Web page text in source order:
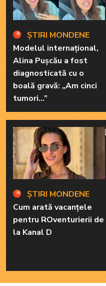
ȘTIRI MONDENE
Modelul internațional,
Alina Pușcău a fost
diagnosticată cu o
boală gravă: „Am cinci
tumori...”
ȘTIRI MONDENE
Cum arată vacanțele
pentru ROventurierii de
la Kanal D